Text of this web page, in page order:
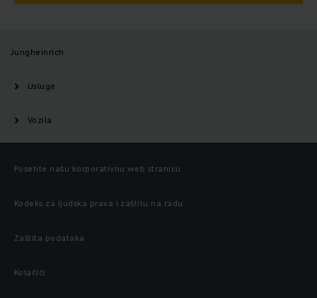
Jungheinrich
Usluge
Vozila
Posetite našu korporativnu web stranicu
Kodeks za ljudska prava i zaštitu na radu
Zaštita podataka
Kolačići